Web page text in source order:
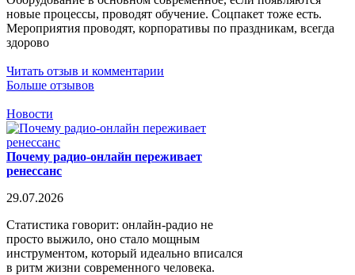
новые процессы, проводят обучение. Соцпакет тоже есть.
Мероприятия проводят, корпоративы по праздникам, всегда
здорово
Читать отзыв и комментарии
Больше отзывов
Новости
Почему радио-онлайн переживает
ренессанс
29.07.2026
Статистика говорит: онлайн-радио не
просто выжило, оно стало мощным
инструментом, который идеально вписался
в ритм жизни современного человека.